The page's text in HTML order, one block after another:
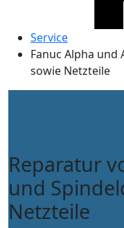
Service
Fanuc Alpha und
sowie Netzteile
Reparatur
und
Netzteile